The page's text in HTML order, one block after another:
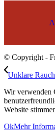
© Copyright -
Unklare
Wir verwenden
Website
OkMehr